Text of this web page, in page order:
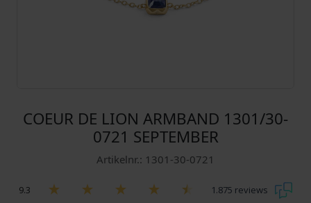
COEUR DE LION ARMBAND 1301/30-
0721 SEPTEMBER
Artikelnr.: 1301-30-0721
9.3 1.875 reviews